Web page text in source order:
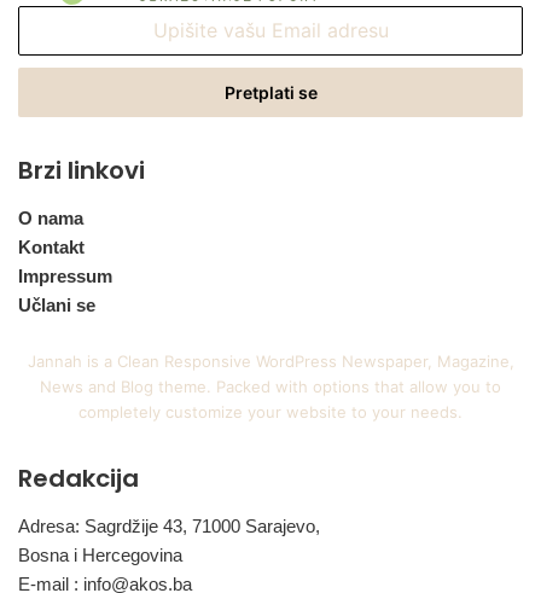
Email
Brzi linkovi
O nama
Kontakt
Impressum
Učlani se
Jannah is a Clean Responsive WordPress Newspaper, Magazine,
News and Blog theme. Packed with options that allow you to
completely customize your website to your needs.
Redakcija
Adresa: Sagrdžije 43, 71000 Sarajevo,
Bosna i Hercegovina
E-mail : info@akos.ba